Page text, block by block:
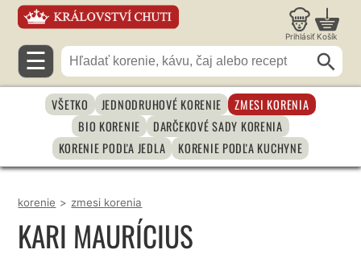
Prihlásiť Košík
☰
VŠETKO JEDNODRUHOVÉ KORENIE
ZMESI KORENIA
BIO KORENIE
DARČEKOVÉ SADY KORENIA
KORENIE PODĽA JEDLA
KORENIE PODĽA KUCHYNE
korenie > zmesi korenia
KARI MAURÍCIUS